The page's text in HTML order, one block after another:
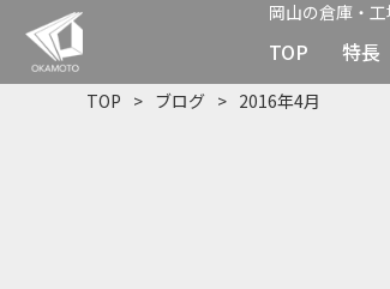
岡山の倉庫・
TOP 特長
TOP ブログ 2016年4月